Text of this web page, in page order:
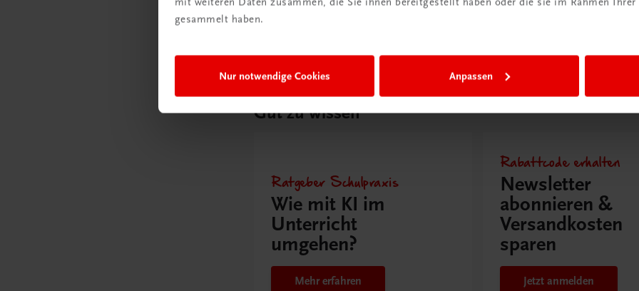
gesammelt haben.
Nur notwendige Cookies Anpassen
Gut zu wissen
Ratgeber Schulpraxis
Wie mit KI im
Unterricht
umgehen?
Mehr erfahren
Rabattcode erhalten
Newsletter
abonnieren &
Versandkosten
sparen
Jetzt anmelden